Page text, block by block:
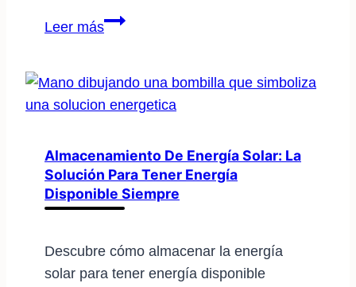
Leer másCómo
solar
en
guía
práctica
Almacenamiento De Energía Solar: La
Solución Para Tener Energía
Disponible Siempre
Descubre cómo almacenar la energía
solar para tener energía disponible